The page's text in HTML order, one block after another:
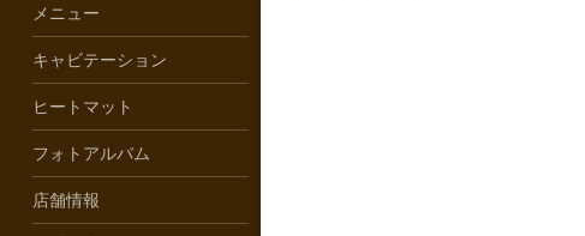
メニュー
キャビテーション
ヒートマット
フォトアルバム
店舗情報